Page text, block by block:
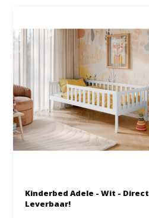
Kinderbed Adele - Wit - Direct
Leverbaar!